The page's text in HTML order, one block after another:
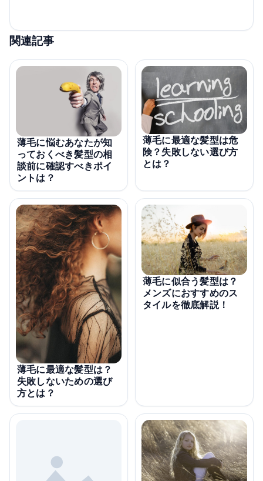
関連記事
薄毛に悩むあなたが知
っておくべき髪型の相
談前に確認すべきポイ
ントは？
薄毛に最適な髪型は危
険？失敗しない選び方
とは？
薄毛に最適な髪型は？
失敗しないための選び
方とは？
薄毛に似合う髪型は？
メンズにおすすめのス
タイルを徹底解説！